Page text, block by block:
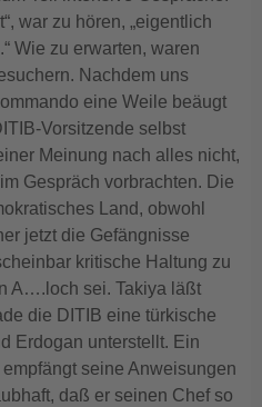
war zu hören, „eigentlich
Wie zu erwarten, waren
Nachdem uns
eine Weile beäugt
Vorsitzende selbst
Meinung nach alles nicht,
Gespräch vorbrachten. Die
Land, obwohl
jetzt die Gefängnisse
kritische Haltung zu
A….loch sei. Takiya läßt
die DITIB eine türkische
Erdogan unterstellt. Ein
seine Anweisungen
daß er seinen Chef so